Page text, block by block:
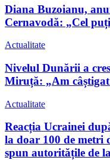
Diana Buzoianu,
Cernavodă: „Cel
Actualitate
Nivelul Dunării a
Miruță: „Am
Actualitate
Reacția Ucrainei
la doar 100 de metri
spun autoritățile de